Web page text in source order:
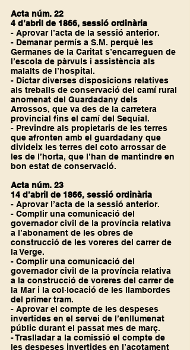
Acta núm. 22
4 d’abril de 1866, sessió ordinària
- Aprovar l’acta de la sessió anterior.
- Demanar permís a S.M. perquè les
Germanes de la Caritat s’encarreguen de
l’escola de pàrvuls i assistència als
malalts de l’hospital.
- Dictar diverses disposicions relatives
als treballs de conservació del camí rural
anomenat del Guardadany dels
Arrossos, que va des de la carretera
provincial fins el camí del Sequial.
- Previndre als propietaris de les terres
que afronten amb el guardadany que
divideix les terres del coto arrossar de
les de l’horta, que l’han de mantindre en
bon estat de conservació.
Acta núm. 23
14 d’abril de 1866, sessió ordinària
- Aprovar l’acta de la sessió anterior.
- Complir una comunicació del
governador civil de la província relativa
a l’abonament de les obres de
construcció de les voreres del carrer de
la Verge.
- Complir una comunicació del
governador civil de la província relativa
a la construcció de voreres del carrer de
la Mar i la col·locació de les llambordes
del primer tram.
- Aprovar el compte de les despeses
invertides en el servei de l’enllumenat
públic durant el passat mes de març.
- Traslladar a la comissió el compte de
les despeses invertides en l’acotament